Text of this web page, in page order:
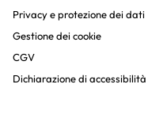
Privacy e protezione dei dati
Gestione dei cookie
CGV
Dichiarazione di accessibilità